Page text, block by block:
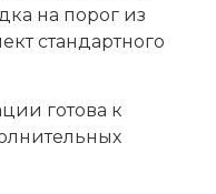
на порог из
стандартного
готова к